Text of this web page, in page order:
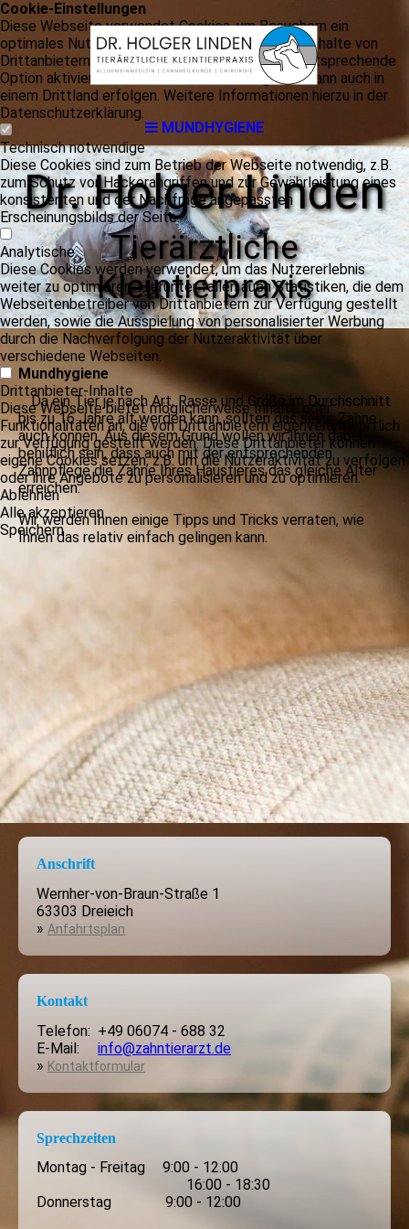
MUNDHYGIENE
Dr. Holger Linden
Tierärztliche
Kleintierpraxis
Mundhygiene
… Da ein Tier je nach Art, Rasse und Größe im Durchschnitt
bis zu 16 Jahre alt werden kann, sollten das seine Zähne
auch können. Aus diesem Grund wollen wir Ihnen dabei
behilflich sein, dass auch mit der entsprechenden
Zahnpflege die Zähne Ihres Haustieres das gleiche Alter
erreichen.
Wir werden Ihnen einige Tipps und Tricks verraten, wie
Ihnen das relativ einfach gelingen kann.
Anschrift
Wernher-von-Braun-Straße 1
63303 Dreieich
» Anfahrtsplan
Kontakt
Telefon: +49 06074 - 688 32
E-Mail: info@zahntierarzt.de
» Kontaktformular
Sprechzeiten
Montag - Freitag
9:00 - 12:00
16:00 - 18:30
Donnerstag
9:00 - 12:00
Cookie-Einstellungen
Diese Webseite verwendet Cookies, um Besuchern ein
optimales Nutzererlebnis zu bieten. Bestimmte Inhalte von
Drittanbietern werden nur angezeigt, wenn die entsprechende
Option aktiviert ist. Die Datenverarbeitung kann dann auch in
einem Drittland erfolgen. Weitere Informationen hierzu in der
Datenschutzerklärung.
Technisch notwendige
Diese Cookies sind zum Betrieb der Webseite notwendig, z.B.
zum Schutz vor Hackerangriffen und zur Gewährleistung eines
konsistenten und der Nachfrage angepassten
Erscheinungsbilds der Seite.
Analytische
Diese Cookies werden verwendet, um das Nutzererlebnis
weiter zu optimieren. Hierunter fallen auch Statistiken, die dem
Webseitenbetreiber von Drittanbietern zur Verfügung gestellt
werden, sowie die Ausspielung von personalisierter Werbung
durch die Nachverfolgung der Nutzeraktivität über
verschiedene Webseiten.
Drittanbieter-Inhalte
Diese Webseite bietet möglicherweise Inhalte oder
Funktionalitäten an, die von Drittanbietern eigenverantwortlich
zur Verfügung gestellt werden. Diese Drittanbieter können
eigene Cookies setzen, z.B. um die Nutzeraktivität zu verfolgen
oder ihre Angebote zu personalisieren und zu optimieren.
Ablehnen
Alle akzeptieren
Speichern